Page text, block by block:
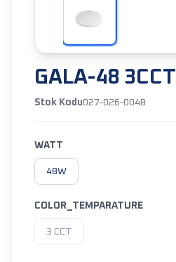
GALA-48 3CCT
Stok Kodu027-026-0048
WATT
48W
COLOR_TEMPARATURE
3 CCT